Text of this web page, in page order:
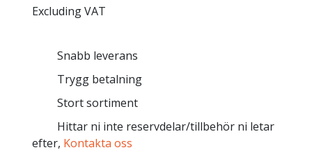
Excluding VAT
Snabb leverans
Trygg betalning
Stort sortiment
Hittar ni inte reservdelar/tillbehör ni letar
efter, Kontakta oss